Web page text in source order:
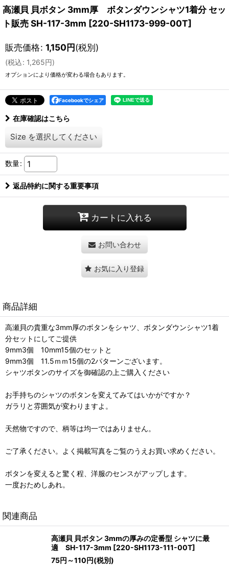
高瀬貝 貝ボタン 3mm厚 ボタンダウンシャツ1着分 セッ
ト販売 SH-117-3mm [220-SH1173-999-00T]
販売価格: 1,150円(税別)
(税込: 1,265円)
オプションにより価格が変わる場合もあります。
Facebookでシェア
在庫確認はこちら
Size を選択してください
数量:
返品特約に関する重要事項
カートに入れる
お問い合わせ
お気に入り登録
商品詳細
高瀬貝の貴重な3mm厚のボタンをシャツ、ボタンダウンシャツ1着
分セットにしてご提供
9mm3個 10mm15個のセットと
9mm3個 11.5ｍｍ15個の2パターンございます。
シャツボタンのサイズを御確認の上ご購入ください
お手持ちのシャツのボタンを変えてみてはいかがですか？
ガラリと雰囲気が変わりますよ。
天然物ですので、柄等は均一ではありません。
ご了承ください。よく掲載写真をご覧のうえお買い求めください。
ボタンを変えると驚く程、洋服のセンスがアップします。
一度おためしあれ。
関連商品
高瀬貝 貝ボタン 3mmの厚みの定番型 シャツに最
適 SH-117-3mm [220-SH1173-111-00T]
75円 ～110円(税別)